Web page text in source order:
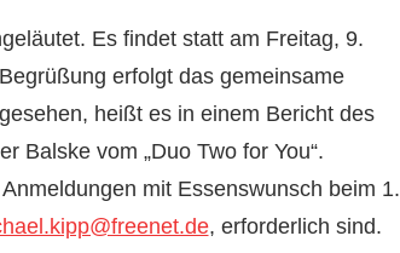
Es findet statt am Freitag, 9.
erfolgt das gemeinsame
heißt es in einem Bericht des
Balske vom „Duo Two for You“.
mit Essenswunsch beim 1.
, erforderlich sind.